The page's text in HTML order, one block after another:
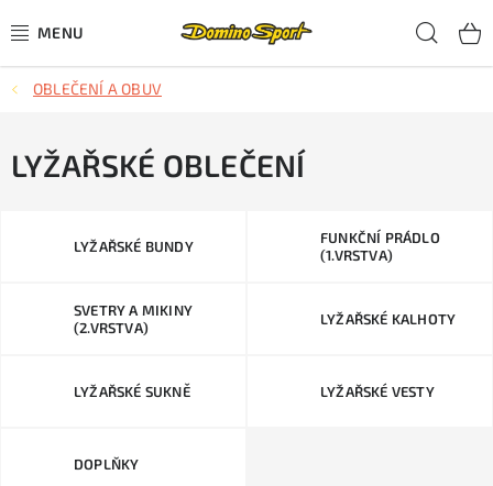
na
CYKLISTIKA
SJEZDOVÉ LYŽOVÁNÍ
OBLEČENÍ A OBUV
OBLEČENÍ A OBUV
LYŽAŘSKÉ OBLEČENÍ
LYŽAŘSKÉ BUNDY
FUNKČNÍ PRÁDLO
(1.VRSTVA)
SVETRY A MIKINY
(2.VRSTVA)
LYŽAŘSKÉ KALHOTY
LYŽAŘSKÉ SUKNĚ LYŽAŘSKÉ VESTY
DOPLŇKY